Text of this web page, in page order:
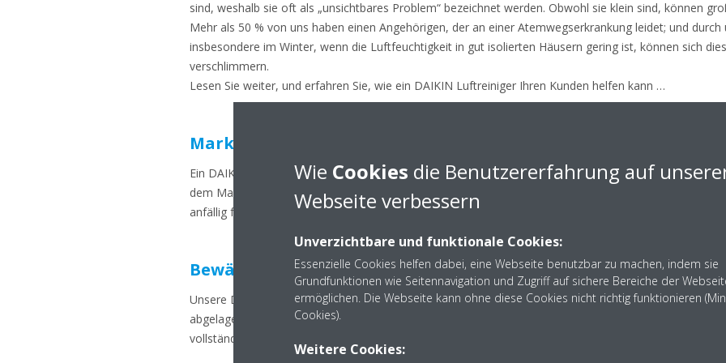
sind, weshalb sie oft als „unsichtbares Problem“ bezeichnet werden. Obwohl sie klein sind, können
Mehr als 50 % von uns haben einen Angehörigen, der an einer Atemwegserkrankung leidet; und
insbesondere im Winter, wenn die Luftfeuchtigkeit in gut isolierten Häusern gering ist, können sich
verschlimmern.
Lesen Sie weiter, und erfahren Sie, wie ein DAIKIN Luftreiniger Ihren Kunden helfen kann …
Marktführende Leistung des elektrostatischen HEPA-Filters
Ein DAIKIN Luftreiniger entfernt 99,97 % aller Schadstoffe bis zu einer Partikelgröße von 0,3 μm. Im
dem Markt erhältlichen HEPA-Filtern hat ein elektrostatischer HEPA-Filter von DAIKIN eine größere
anfällig für Verstopfungen ist, mit dem Ergebnis einer längeren Lebensdauer und weniger Aufwand
Bewährte und innovative japanische Technologie
Unsere DAIKIN Luftreiniger sind alle mit der patentierten DAIKIN Streamer-Technologie ausgestattet,
abgelagerten Schadstoffe durch Oxidation zersetzt werden. Die einzigartige vertikale Struktur unserer
vollständige 4-stufige Filtration und sorgt für optimale Funktionalität.
Wie Cookies die Benutzererfahrung auf
Webseite verbessern
Unverzichtbare und funktionale Cookies:
Essenzielle Cookies helfen dabei, eine Webseite benutzbar zu machen, indem sie
Grundfunktionen wie Seitennavigation und Zugriff auf sichere Bereiche der
ermöglichen. Die Webseite kann ohne diese Cookies nicht richtig funktionieren
Cookies).
Weitere Cookies: